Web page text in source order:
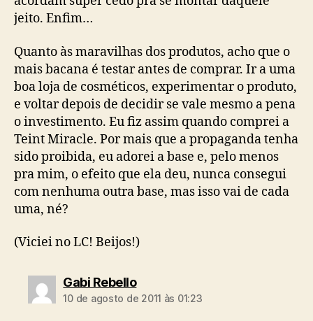
jeito. Enfim…
Quanto às maravilhas dos produtos, acho que o
mais bacana é testar antes de comprar. Ir a uma
boa loja de cosméticos, experimentar o produto,
e voltar depois de decidir se vale mesmo a pena
o investimento. Eu fiz assim quando comprei a
Teint Miracle. Por mais que a propaganda tenha
sido proibida, eu adorei a base e, pelo menos
pra mim, o efeito que ela deu, nunca consegui
com nenhuma outra base, mas isso vai de cada
uma, né?
(Viciei no LC! Beijos!)
Gabi Rebellodiz:
10 de agosto de 2011 às 01:23